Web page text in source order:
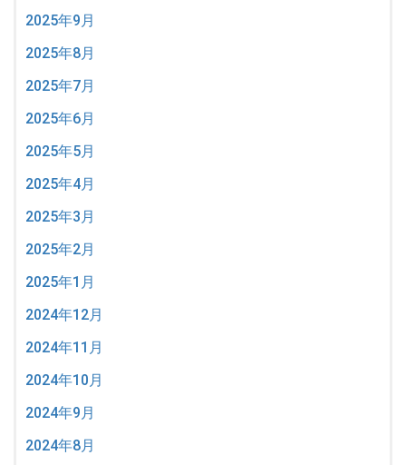
2025年9月
2025年8月
2025年7月
2025年6月
2025年5月
2025年4月
2025年3月
2025年2月
2025年1月
2024年12月
2024年11月
2024年10月
2024年9月
2024年8月